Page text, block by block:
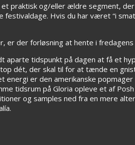
praktisk og/eller ældre segment,
festivaldage. Hvis du har været “i
er der forløsning at hente i
aparte tidspunkt på dagen at få et
dét, der skal til for at tænde en
energi er den amerikanske
tidsrum på Gloria opleve et af
og samples ned fra en mere